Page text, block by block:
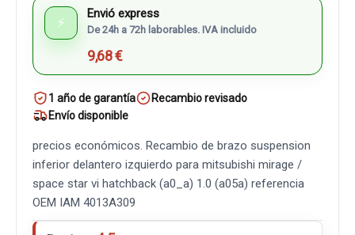
⚡
Envió express
De 24h a 72h laborables. IVA incluido
9,68 €
1 año de garantía
Recambio revisado
Envío disponible
precios económicos. Recambio de brazo suspension
inferior delantero izquierdo para mitsubishi mirage /
space star vi hatchback (a0_a) 1.0 (a05a) referencia
OEM IAM 4013A309